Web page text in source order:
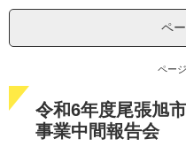
ペ
ペー
令和6年度尾張旭
事業中間報告会